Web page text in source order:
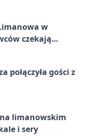
w
czekają
połączyła gości z
limanowskim
i sery